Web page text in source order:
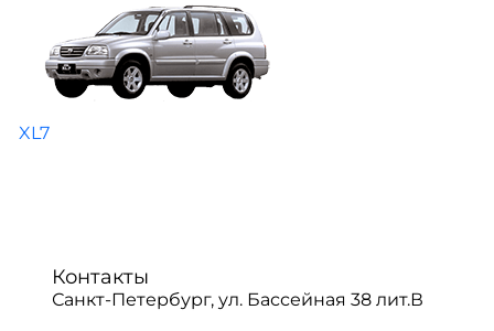
XL7
Контакты
Санкт-Петербург, ул. Бассейная 38 лит.В